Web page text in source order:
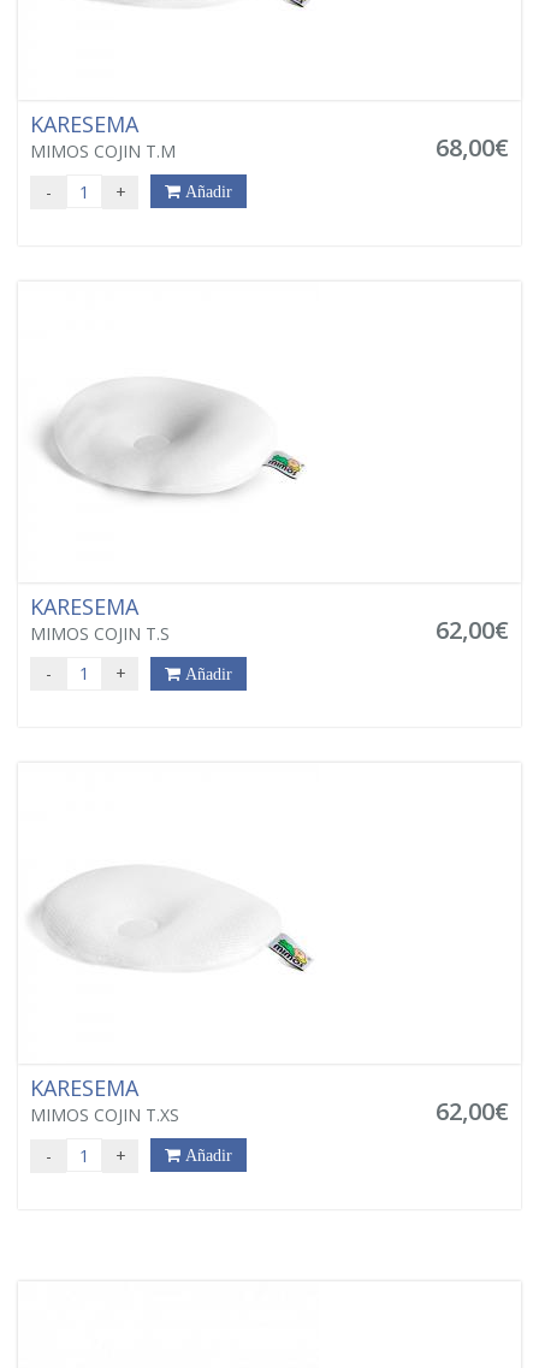
KARESEMA
MIMOS COJIN T.M 68,00€
- + Añadir
KARESEMA
MIMOS COJIN T.S 62,00€
- + Añadir
KARESEMA
MIMOS COJIN T.XS 62,00€
- + Añadir